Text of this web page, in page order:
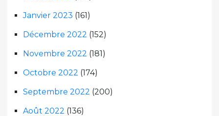
Janvier 2023 (161)
Décembre 2022 (152)
Novembre 2022 (181)
Octobre 2022 (174)
Septembre 2022 (200)
Août 2022 (136)